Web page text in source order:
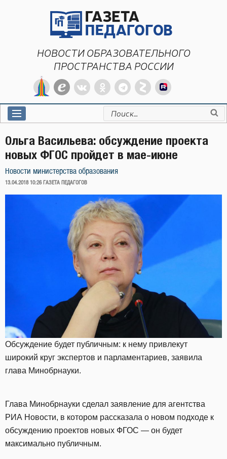
НОВОСТИ ОБРАЗОВАТЕЛЬНОГО
ПРОСТРАНСТВА РОССИИ
Искать:
Ольга Васильева: обсуждение проекта
новых ФГОС пройдет в мае-июне
Новости министерства образования
ОПУБЛИКОВАНО
13.04.2018 10:26 ГАЗЕТА ПЕДАГОГОВ
Обсуждение будет публичным: к нему привлекут
широкий круг экспертов и парламентариев, заявила
глава Минобрнауки.
Глава Минобрнауки сделал заявление для агентства
РИА Новости, в котором рассказала о новом подходе к
обсуждению проектов новых ФГОС — он будет
максимально публичным.